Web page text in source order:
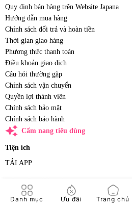
Danh mục Ưu đãi Trang chủ
Quy định bán hàng trên Website Japana
Hướng dẫn mua hàng
Chính sách đổi trả và hoàn tiền
Thời gian giao hàng
Phương thức thanh toán
Điều khoản giao dịch
Câu hỏi thường gặp
Chính sách vận chuyển
Quyền lợi thành viên
Chính sách bảo mật
Chính sách bảo hành
auto_awesome Cẩm nang tiêu dùng
Tiện ích
TẢI APP